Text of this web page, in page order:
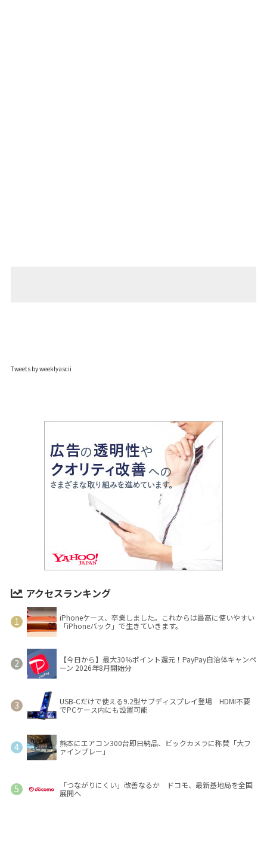
Tweets by weeklyascii
アクセスランキング
iPhoneケース、卒業しました。これからは最高に使いやすい
「iPhoneバック」で生きていきます。
【今日から】最大30％ポイント還元！PayPay自治体キャンペ
ーン 2026年8月開始分
USB-Cだけで使える9.2型サブディスプレイ登場 HDMI不要
でPCケース内にも設置可能
熊本にエアコン300台即日納品、ビックカメラに称賛「大フ
ァインプレー」
「つながりにくい」改善なるか ドコモ、最新基地局を全国
展開へ